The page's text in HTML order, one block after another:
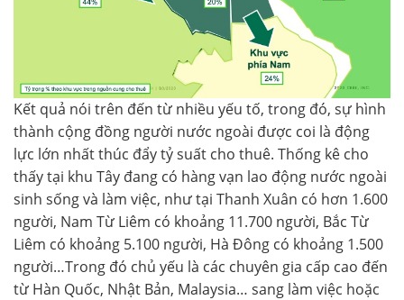
Kết quả nói trên đến từ nhiều yếu tố, trong đó, sự hình
thành cộng đồng người nước ngoài được coi là động
lực lớn nhất thúc đẩy tỷ suất cho thuê. Thống kê cho
thấy tại khu Tây đang có hàng vạn lao động nước ngoài
sinh sống và làm việc, như tại Thanh Xuân có hơn 1.600
người, Nam Từ Liêm có khoảng 11.700 người, Bắc Từ
Liêm có khoảng 5.100 người, Hà Đông có khoảng 1.500
người…Trong đó chủ yếu là các chuyên gia cấp cao đến
từ Hàn Quốc, Nhật Bản, Malaysia… sang làm việc hoặc